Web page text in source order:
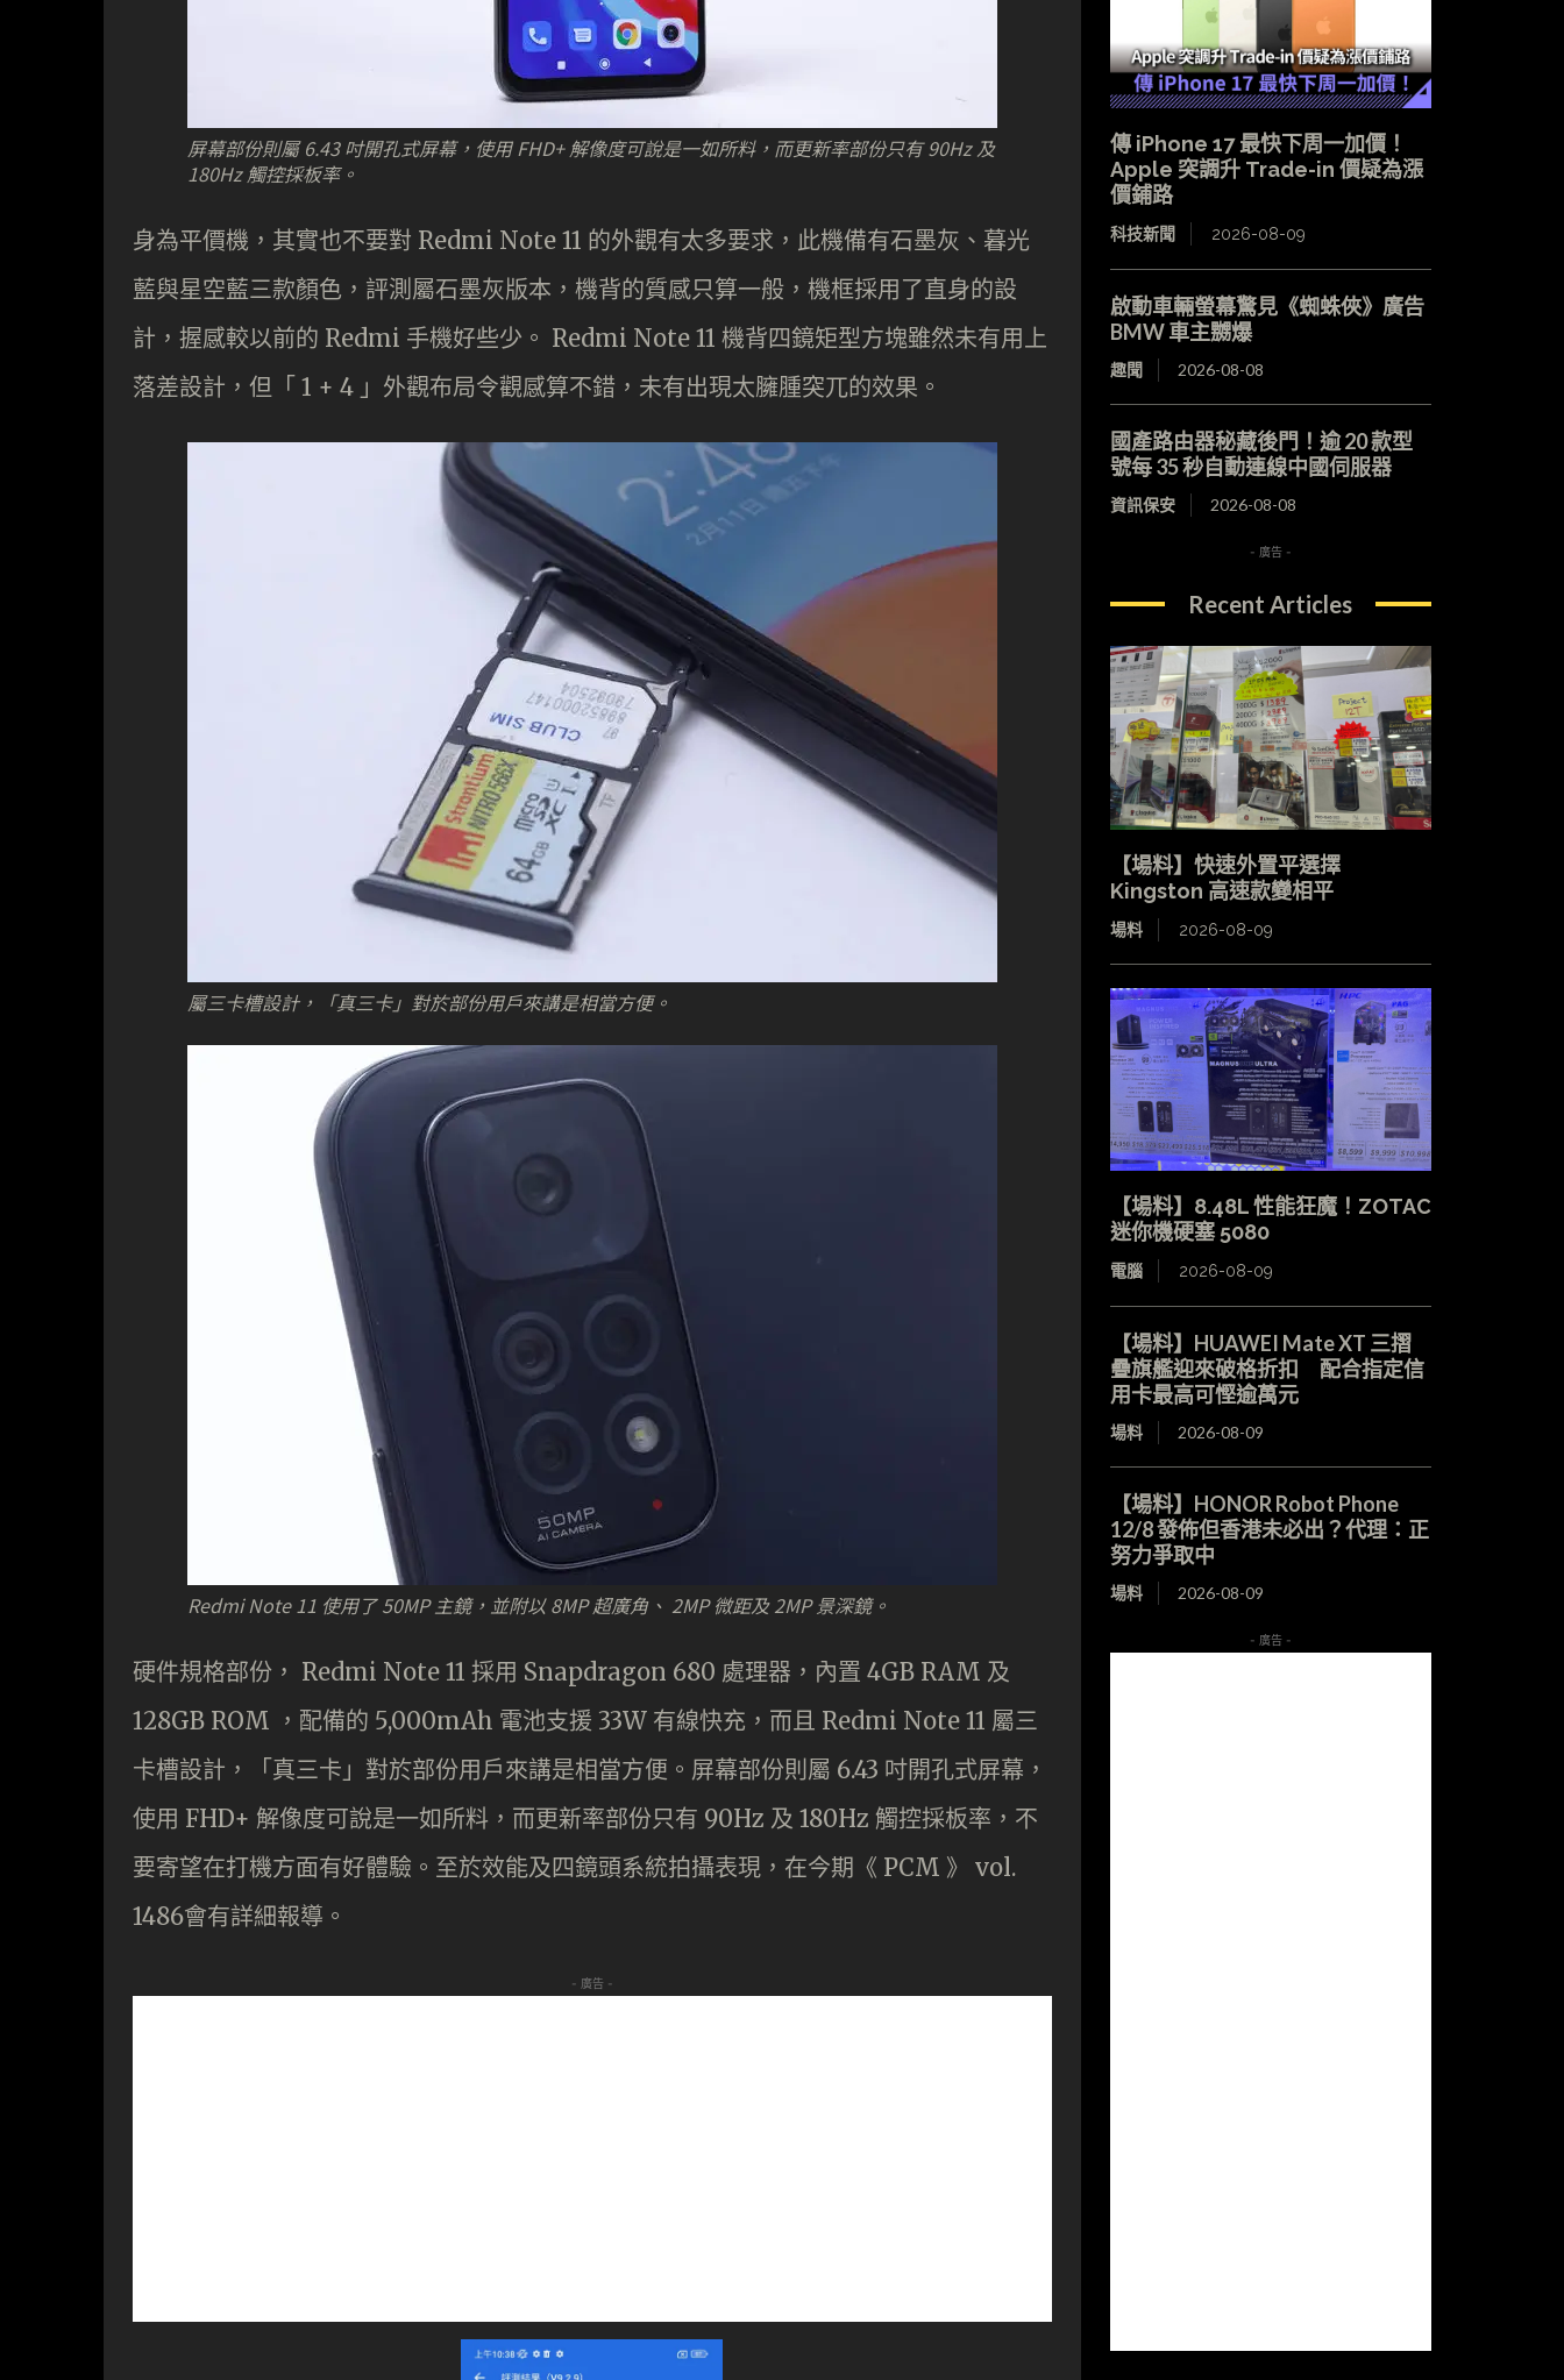
屏幕部份則屬 6.43 吋開孔式屏幕，使用 FHD+ 解像度可說是一如所料，而更新率部份只有 90Hz 及
180Hz 觸控採板率。
身為平價機，其實也不要對 Redmi Note 11 的外觀有太多要求，此機備有石墨灰、暮光
藍與星空藍三款顏色，評測屬石墨灰版本，機背的質感只算一般，機框採用了直身的設
計，握感較以前的 Redmi 手機好些少。 Redmi Note 11 機背四鏡矩型方塊雖然未有用上
落差設計，但「 1 + 4 」外觀布局令觀感算不錯，未有出現太臃腫突兀的效果。
屬三卡槽設計，「真三卡」對於部份用戶來講是相當方便。
Redmi Note 11 使用了 50MP 主鏡，並附以 8MP 超廣角、 2MP 微距及 2MP 景深鏡。
硬件規格部份， Redmi Note 11 採用 Snapdragon 680 處理器，內置 4GB RAM 及
128GB ROM ，配備的 5,000mAh 電池支援 33W 有線快充，而且 Redmi Note 11 屬三
卡槽設計，「真三卡」對於部份用戶來講是相當方便。屏幕部份則屬 6.43 吋開孔式屏幕，
使用 FHD+ 解像度可說是一如所料，而更新率部份只有 90Hz 及 180Hz 觸控採板率，不
要寄望在打機方面有好體驗。至於效能及四鏡頭系統拍攝表現，在今期《 PCM 》 vol.
1486會有詳細報導。
- 廣告 -
傳 iPhone 17 最快下周一加價！
Apple 突調升 Trade-in 價疑為漲
價鋪路
科技新聞 2026-08-09
啟動車輛螢幕驚見《蜘蛛俠》廣告
BMW 車主嬲爆
趣聞 2026-08-08
國產路由器秘藏後門！逾 20 款型
號每 35 秒自動連線中國伺服器
資訊保安 2026-08-08
- 廣告 -
Recent Articles
【場料】快速外置平選擇
Kingston 高速款變相平
場料 2026-08-09
【場料】8.48L 性能狂魔！ZOTAC
迷你機硬塞 5080
電腦 2026-08-09
【場料】HUAWEI Mate XT 三摺
疊旗艦迎來破格折扣 配合指定信
用卡最高可慳逾萬元
場料 2026-08-09
【場料】HONOR Robot Phone
12/8 發佈但香港未必出？代理：正
努力爭取中
場料 2026-08-09
- 廣告 -